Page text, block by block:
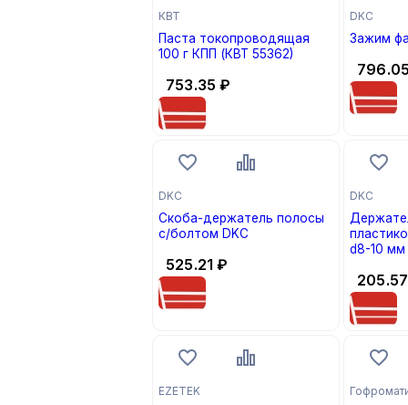
КВТ
Паста токопроводящая
100 г КПП (КВТ 55362)
753.35 ₽
DKC
Зажим
DKC
Скоба-держатель полосы
с/болтом DKC
525.21 ₽
DKC
d8-10 мм
205.57
EZETEK